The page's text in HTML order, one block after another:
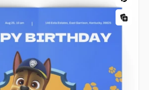
di Compleanno
il nostro nuovo modello
per compleanni in Google
uno per la tua festa di
un'occhiata a questo design!